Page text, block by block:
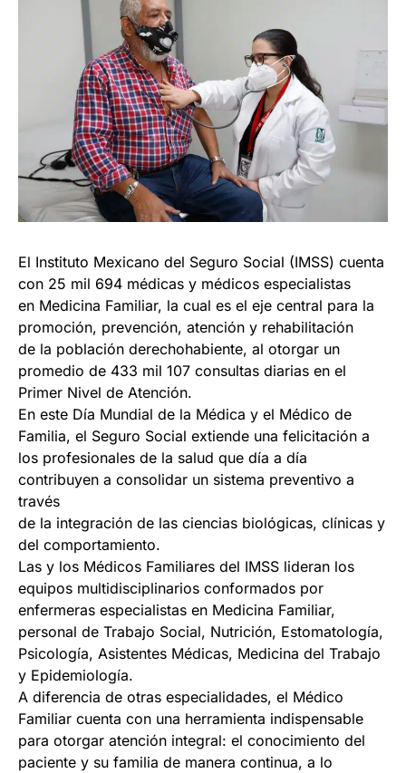
El Instituto Mexicano del Seguro Social (IMSS) cuenta
con 25 mil 694 médicas y médicos especialistas
en Medicina Familiar, la cual es el eje central para la
promoción, prevención, atención y rehabilitación
de la población derechohabiente, al otorgar un
promedio de 433 mil 107 consultas diarias en el
Primer Nivel de Atención.
En este Día Mundial de la Médica y el Médico de
Familia, el Seguro Social extiende una felicitación a
los profesionales de la salud que día a día
contribuyen a consolidar un sistema preventivo a
través
de la integración de las ciencias biológicas, clínicas y
del comportamiento.
Las y los Médicos Familiares del IMSS lideran los
equipos multidisciplinarios conformados por
enfermeras especialistas en Medicina Familiar,
personal de Trabajo Social, Nutrición, Estomatología,
Psicología, Asistentes Médicas, Medicina del Trabajo
y Epidemiología.
A diferencia de otras especialidades, el Médico
Familiar cuenta con una herramienta indispensable
para otorgar atención integral: el conocimiento del
paciente y su familia de manera continua, a lo